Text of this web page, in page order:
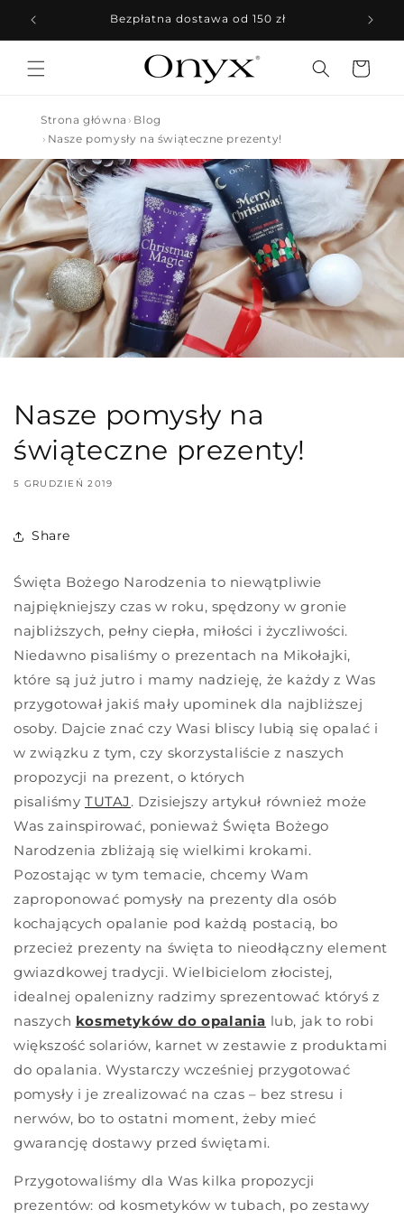
do
Bezpłatna dostawa od 150 zł
Koszyk
Strona główna
Blog
Nasze pomysły na świąteczne prezenty!
Nasze pomysły na
świąteczne prezenty!
5 GRUDZIEŃ 2019
Share
Święta Bożego Narodzenia to niewątpliwie
najpiękniejszy czas w roku, spędzony w gronie
najbliższych, pełny ciepła, miłości i życzliwości.
Niedawno pisaliśmy o prezentach na Mikołajki,
które są już jutro i mamy nadzieję, że każdy z Was
przygotował jakiś mały upominek dla najbliższej
osoby. Dajcie znać czy Wasi bliscy lubią się opalać i
w związku z tym, czy skorzystaliście z naszych
propozycji na prezent, o których
pisaliśmy TUTAJ . Dzisiejszy artykuł również może
Was zainspirować, ponieważ Święta Bożego
Narodzenia zbliżają się wielkimi krokami.
Pozostając w tym temacie, chcemy Wam
zaproponować pomysły na prezenty dla osób
kochających opalanie pod każdą postacią, bo
przecież prezenty na święta to nieodłączny element
gwiazdkowej tradycji. Wielbicielom złocistej,
idealnej opalenizny radzimy sprezentować któryś z
naszych kosmetyków do opalania lub, jak to robi
większość solariów, karnet w zestawie z produktami
do opalania. Wystarczy wcześniej przygotować
pomysły i je zrealizować na czas – bez stresu i
nerwów, bo to ostatni moment, żeby mieć
gwarancję dostawy przed świętami.
Przygotowaliśmy dla Was kilka propozycji
prezentów: od kosmetyków w tubach, po zestawy